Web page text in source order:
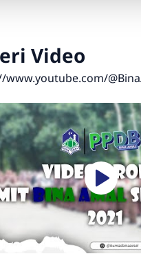
Video
www.youtube.com/